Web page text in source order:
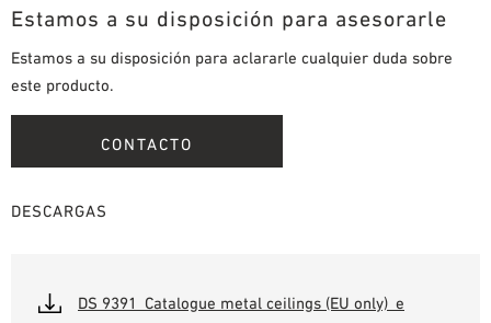
Estamos a su disposición para asesorarle
Estamos a su disposición para aclararle cualquier duda sobre
este producto.
CONTACTO
DESCARGAS
DS 9391_Catalogue metal ceilings (EU only)_e